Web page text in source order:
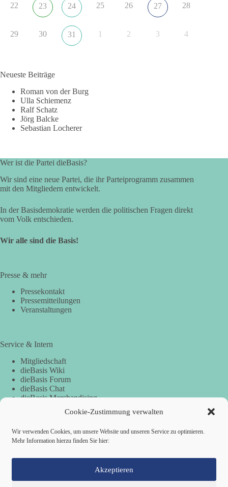
Cookie-Zustimmung verwalten
Wir verwenden Cookies, um unsere Website und unseren Service zu optimieren.
Mehr Information hierzu finden Sie hier:
Akzeptieren
22 23 24 25 26 27 28
29 30 31 1 2 3 4
Neueste Beiträge
Roman von der Burg
Ulla Schiemenz
Ralf Schatz
Jörg Balcke
Sebastian Locherer
Wer ist die Partei dieBasis?
Wir sind eine neue Partei, die ihr Parteiprogramm zusammen
mit den Mitgliedern entwickelt.
In der Basisdemokratie werden die politischen Fragen direkt
vom Volk entschieden.
Wir alle sind die Basis!
Presse & mehr
Pressekontakt
Pressemitteilungen
Veranstaltungen
Service & Intern
Mitgliedschaft
dieBasis Wiki
dieBasis Forum
dieBasis Chat
dieBasis Merchandising
Spenden